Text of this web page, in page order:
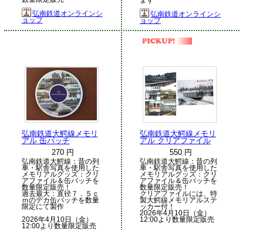
弘南鉄道オンラインシ
ョップ
弘南鉄道オンラインシ
ョップ
弘南鉄道大鰐線メモリ
アル 缶バッチ
270 円
弘南鉄道大鰐線：昔の列
車・駅舎写真を使用した
メモリアルグッズ：クリ
アファイル＆缶バッチを
数量限定販売！
過去最大：直径７．５ｃ
ｍのデカ缶バッチを数量
限定にて製作
2026年4月10日（金）
12:00より数量限定販売
弘南鉄道大鰐線メモリ
アル クリアファイル
550 円
弘南鉄道大鰐線：昔の列
車・駅舎写真を使用した
メモリアルグッズ：クリ
アファイル＆缶バッチを
数量限定販売！
クリアファイルには、特
製大鰐線メモリアルステ
ッカー付！
2026年4月10日（金）
12:00より数量限定販売